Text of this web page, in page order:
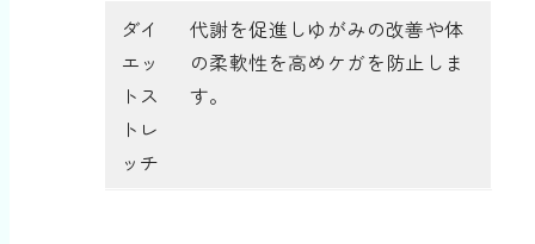
ダイ
エッ
トス
トレ
ッチ
代謝を促進しゆがみの改善や体
の柔軟性を高めケガを防止しま
す。